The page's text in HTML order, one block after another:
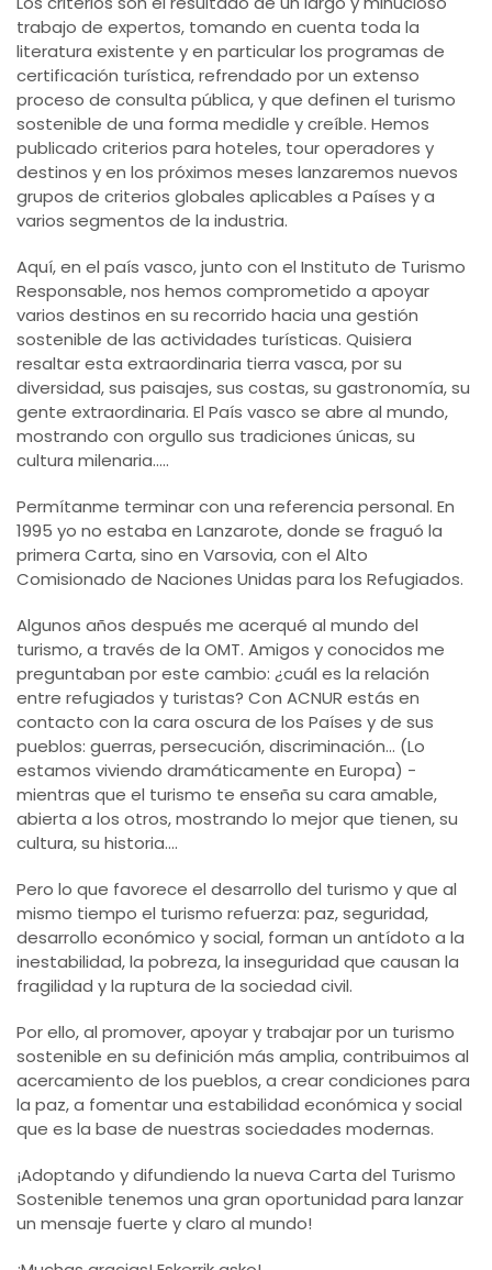
trabajo de expertos, tomando en cuenta toda la
literatura existente y en particular los programas de
certificación turística, refrendado por un extenso
proceso de consulta pública, y que definen el turismo
sostenible de una forma medidle y creíble. Hemos
publicado criterios para hoteles, tour operadores y
destinos y en los próximos meses lanzaremos nuevos
grupos de criterios globales aplicables a Países y a
varios segmentos de la industria.
Aquí, en el país vasco, junto con el Instituto de Turismo
Responsable, nos hemos comprometido a apoyar
varios destinos en su recorrido hacia una gestión
sostenible de las actividades turísticas. Quisiera
resaltar esta extraordinaria tierra vasca, por su
diversidad, sus paisajes, sus costas, su gastronomía, su
gente extraordinaria. El País vasco se abre al mundo,
mostrando con orgullo sus tradiciones únicas, su
cultura milenaria.....
Permítanme terminar con una referencia personal. En
1995 yo no estaba en Lanzarote, donde se fraguó la
primera Carta, sino en Varsovia, con el Alto
Comisionado de Naciones Unidas para los Refugiados.
Algunos años después me acerqué al mundo del
turismo, a través de la OMT. Amigos y conocidos me
preguntaban por este cambio: ¿cuál es la relación
entre refugiados y turistas? Con ACNUR estás en
contacto con la cara oscura de los Países y de sus
pueblos: guerras, persecución, discriminación... (Lo
estamos viviendo dramáticamente en Europa) -
mientras que el turismo te enseña su cara amable,
abierta a los otros, mostrando lo mejor que tienen, su
cultura, su historia....
Pero lo que favorece el desarrollo del turismo y que al
mismo tiempo el turismo refuerza: paz, seguridad,
desarrollo económico y social, forman un antídoto a la
inestabilidad, la pobreza, la inseguridad que causan la
fragilidad y la ruptura de la sociedad civil.
Por ello, al promover, apoyar y trabajar por un turismo
sostenible en su definición más amplia, contribuimos al
acercamiento de los pueblos, a crear condiciones para
la paz, a fomentar una estabilidad económica y social
que es la base de nuestras sociedades modernas.
¡Adoptando y difundiendo la nueva Carta del Turismo
Sostenible tenemos una gran oportunidad para lanzar
un mensaje fuerte y claro al mundo!